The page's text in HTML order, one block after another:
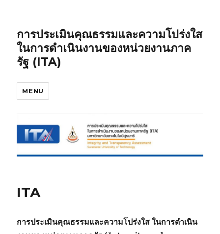
การประเมินคุณธรรมและความโปร่งใส
ในการดำเนินงานของหน่วยงานภาค
รัฐ (ITA)
MENU
ITA
การประเมินคุณธรรมและความโปร่งใส ในการดำเนิน